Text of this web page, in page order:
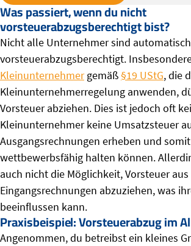
Was passiert, wenn du nicht
vorsteuerabzugsberechtigt bist?
Nicht alle Unternehmer sind automatisch
vorsteuerabzugsberechtigt.
Kleinunternehmergemäß§19 UStG, die
Kleinunternehmerregelung anwenden,
Vorsteuer abziehen. Dies ist jedoch oft
Kleinunternehmer keine Umsatzsteuer
Ausgangsrechnungen erheben und
wettbewerbsfähig halten können.
auch nicht die Möglichkeit, Vorsteuer aus
Eingangsrechnungen abzuziehen, was
beeinflussen kann.
Praxisbeispiel: Vorsteuerabzug im
Angenommen, du betreibst ein kleines